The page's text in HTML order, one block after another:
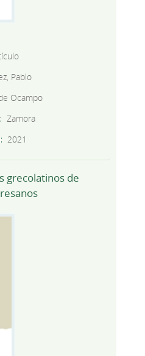
Pablo
Ocampo
Zamora
2021
grecolatinos de